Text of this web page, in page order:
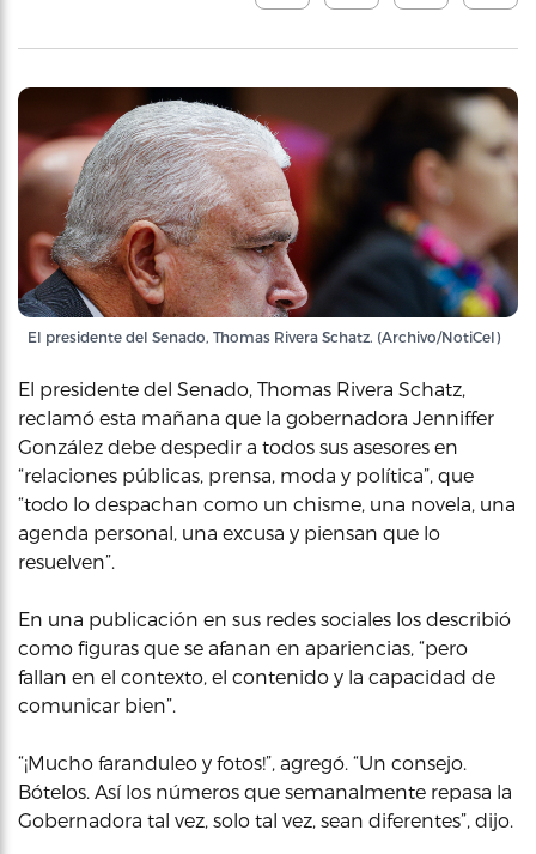
El presidente del Senado, Thomas Rivera Schatz. (Archivo/NotiCel)
El presidente del Senado, Thomas Rivera Schatz,
reclamó esta mañana que la gobernadora Jenniffer
González debe despedir a todos sus asesores en
“relaciones públicas, prensa, moda y política”, que
“todo lo despachan como un chisme, una novela, una
agenda personal, una excusa y piensan que lo
resuelven”.
En una publicación en sus redes sociales los describió
como figuras que se afanan en apariencias, “pero
fallan en el contexto, el contenido y la capacidad de
comunicar bien”.
“¡Mucho faranduleo y fotos!”, agregó. “Un consejo.
Bótelos. Así los números que semanalmente repasa la
Gobernadora tal vez, solo tal vez, sean diferentes”, dijo.